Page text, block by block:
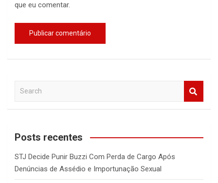
que eu comentar.
a
c
Posts recentes
STJ Decide Punir Buzzi Com Perda de Cargo Após
Denúncias de Assédio e Importunação Sexual